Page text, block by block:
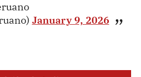
January 9, 2026